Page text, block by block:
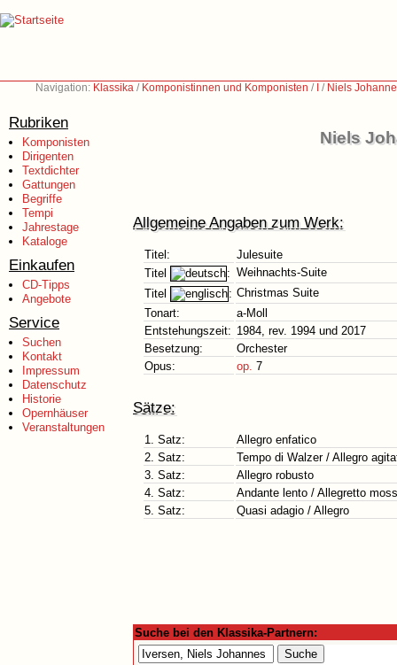
Navigation: Klassika / Komponistinnen und Komponisten / / Niels
Rubriken
Komponisten
Dirigenten
Textdichter
Gattungen
Begriffe
Tempi
Jahrestage
Kataloge
Einkaufen
CD-Tipps
Angebote
Service
Suchen
Kontakt
Impressum
Datenschutz
Historie
Opernhäuser
Veranstaltungen
Niels
Allgemeine Angaben zum Werk:
Titel:
Julesuite
Titel
: Weihnachts-Suite
Titel
: Christmas Suite
Tonart:
a-Moll
Entstehungszeit: 1984, rev. 1994 und 2017
Besetzung:
Orchester
Opus:
op. 7
Sätze:
1. Satz:
Allegro enfatico
2. Satz:
Tempo di Walzer / Allegro
3. Satz:
Allegro robusto
4. Satz:
Andante lento / Allegretto
5. Satz:
Quasi adagio / Allegro
Suche bei den Klassika-Partnern: